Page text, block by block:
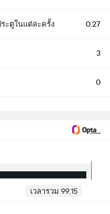
ะตูในแต่ละครั้ง 0.27
3
0
เวลารวม 99:15